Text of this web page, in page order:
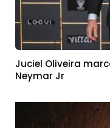
Juciel Oliveira
Neymar Jr